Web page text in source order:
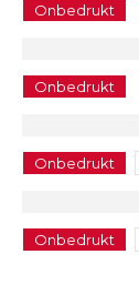
Onbedrukt
Onbedrukt
Onbedrukt
Onbedrukt